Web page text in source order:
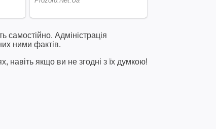
самостійно. Адміністрація
ними фактів.
навіть якщо ви не згодні з їх думкою!